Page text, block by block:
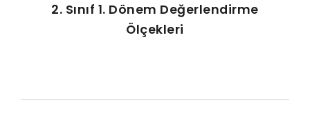
2. Sınıf 1. Dönem Değerlendirme
Ölçekleri